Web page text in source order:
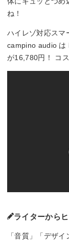
ね！
ハイレゾ対応スマ
campino audio は
が16,780円！ コ
ライターから
「音質」「デザ